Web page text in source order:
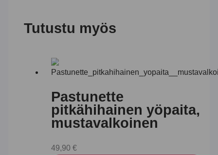
Tutustu myös
Pastunette
pitkähihainen yöpaita,
mustavalkoinen
49,90 €